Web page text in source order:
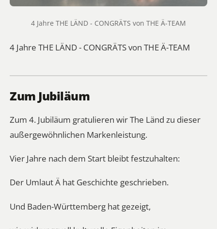
4 Jahre THE LÄND - CONGRÄTS von THE Ä-TEAM
4 Jahre THE LÄND - CONGRÄTS von THE Ä-TEAM
Zum Jubiläum
Zum 4. Jubiläum gratulieren wir The Länd zu dieser
außergewöhnlichen Markenleistung.
Vier Jahre nach dem Start bleibt festzuhalten:
Der Umlaut Ä hat Geschichte geschrieben.
Und Baden-Württemberg hat gezeigt,